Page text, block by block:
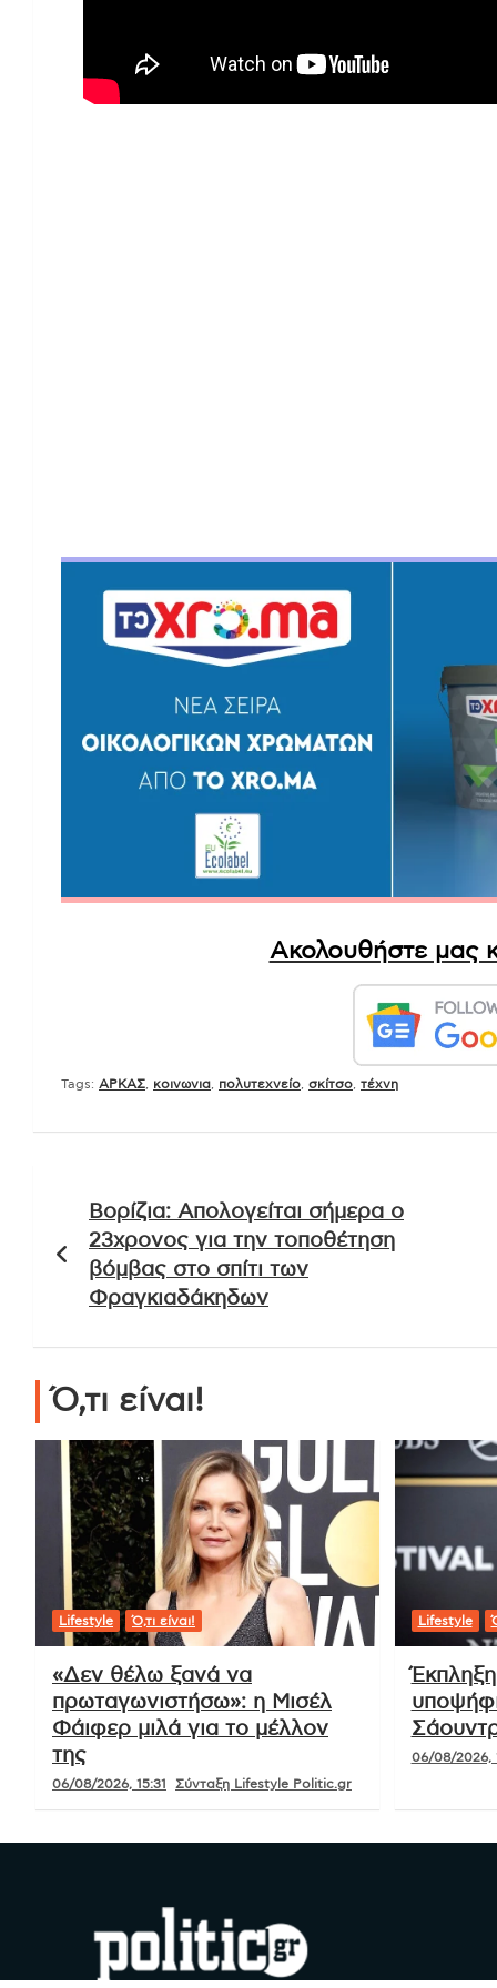
Ακολουθήστε μας
Tags: ΑΡΚΑΣ κοινωνια πολυτεχνείο σκίτσο τέχνη
άρθρων
Βορίζια: Απολογείται σήμερα ο
23χρονος για την τοποθέτηση
βόμβας στο σπίτι των
Φραγκιαδάκηδων
Ό,τι είναι!
Lifestyle Ό,τι είναι!
«Δεν θέλω ξανά να
πρωταγωνιστήσω»: η Μισέλ
Φάιφερ μιλά για το μέλλον
της
06/08/2026, 15:31 Σύνταξη Lifestyle Politic.gr
Lifestyle
06/08/2026,